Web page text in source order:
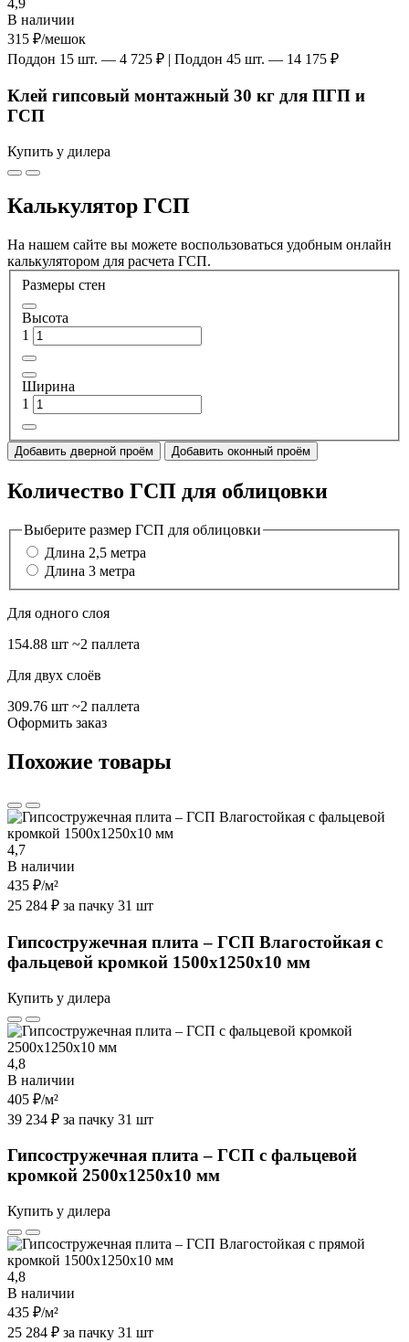
4,9
В наличии
315 ₽/мешок
Поддон 15 шт. — 4 725 ₽ | Поддон 45 шт. — 14 175 ₽
Клей гипсовый монтажный 30 кг для ПГП и
ГСП
Купить у дилера
Калькулятор ГСП
На нашем сайте вы можете воспользоваться удобным онлайн
калькулятором для расчета ГСП.
Размеры стен
Высота
1
Ширина
1
Добавить дверной проём Добавить оконный проём
Количество ГСП для облицовки
Выберите размер ГСП для облицовки
Длина 2,5 метра
Длина 3 метра
Для одного слоя
154.88 шт ~2 паллета
Для двух слоёв
309.76 шт ~2 паллета
Оформить заказ
Похожие товары
4,7
В наличии
435 ₽/м²
25 284 ₽ за пачку 31 шт
Гипсостружечная плита – ГСП Влагостойкая с
фальцевой кромкой 1500х1250х10 мм
Купить у дилера
4,8
В наличии
405 ₽/м²
39 234 ₽ за пачку 31 шт
Гипсостружечная плита – ГСП с фальцевой
кромкой 2500х1250х10 мм
Купить у дилера
4,8
В наличии
435 ₽/м²
25 284 ₽ за пачку 31 шт